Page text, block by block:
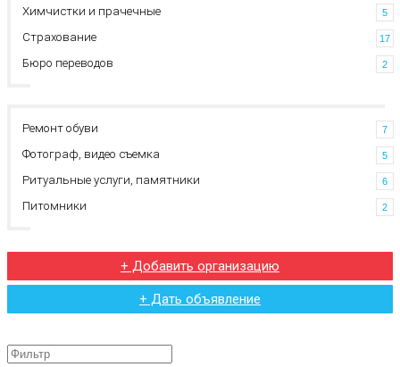
Химчистки и прачечные 5
Страхование 17
Бюро переводов 2
Ремонт обуви 7
Фотограф, видео съемка 5
Ритуальные услуги, памятники 6
Питомники 2
+ Добавить организацию
+ Дать объявление